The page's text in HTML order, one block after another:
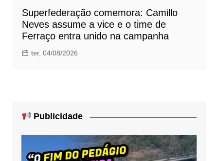
Superfederação comemora: Camillo
Neves assume a vice e o time de
Ferraço entra unido na campanha
ter, 04/08/2026
Publicidade